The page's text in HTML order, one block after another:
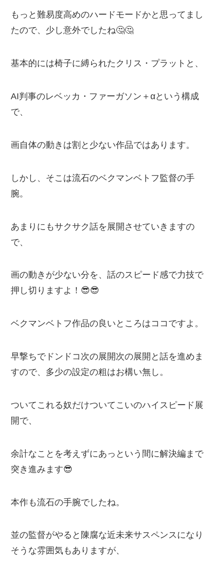
もっと難易度高めのハードモードかと思ってまし
たので、少し意外でしたね🤔🤔
基本的には椅子に縛られたクリス・プラットと、
AI判事のレベッカ・ファーガソン＋αという構成
で、
画自体の動きは割と少ない作品ではあります。
しかし、そこは流石のベクマンベトフ監督の手
腕。
あまりにもサクサク話を展開させていきますの
で、
画の動きが少ない分を、話のスピード感で力技で
押し切りますよ！😎😎
ベクマンベトフ作品の良いところはココですよ。
早撃ちでドンドコ次の展開次の展開と話を進めま
すので、多少の設定の粗はお構い無し。
ついてこれる奴だけついてこいのハイスピード展
開で、
余計なことを考えずにあっという間に解決編まで
突き進みます😎
本作も流石の手腕でしたね。
並の監督がやると陳腐な近未来サスペンスになり
そうな雰囲気もありますが、